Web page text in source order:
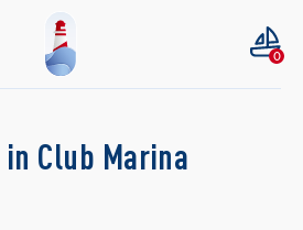
0
Club Marina